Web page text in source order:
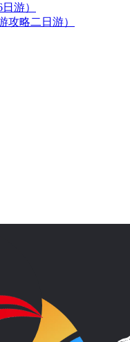
游）
攻略二日游）